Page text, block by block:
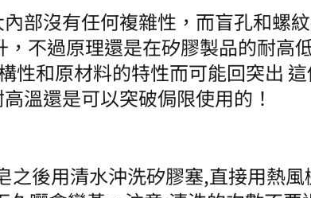
部沒有任何複雜性，而盲孔和螺
不過原理還是在矽膠製品的耐高
性和原材料的特性而可能回突出
溫還是可以突破侷限使用的！
後用清水沖洗矽膠塞,直接用熱